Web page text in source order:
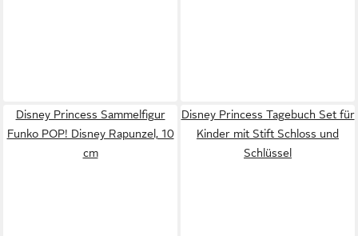
Disney Princess Sammelfigur
Funko POP! Disney Rapunzel, 10
cm
Disney Princess Tagebuch Set für
Kinder mit Stift Schloss und
Schlüssel